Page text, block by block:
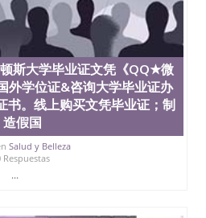
斯大学毕业证文凭《QQ★微
学位证&咨询大学毕业证办
书。线上购买文凭毕业证；制
造假国
Salud y Belleza
Respuestas
...